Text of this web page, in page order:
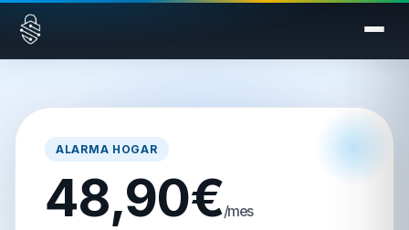
Saltar al contenido
ALARMA HOGAR
48,90€/mes